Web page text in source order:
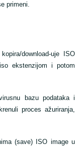
primeni.
download-uje ISO
ekstenzijom i potom
bazu podataka i
proces ažuriranja,
(save) ISO image u